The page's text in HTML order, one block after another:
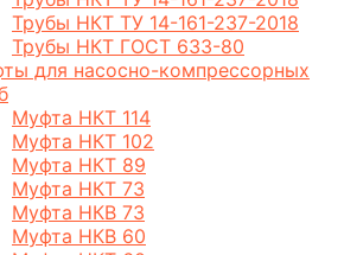
Трубы НКТ ТУ 14-161-237-2018
Трубы НКТ ГОСТ 633-80
для насосно-компрессорных
Муфта НКТ 114
Муфта НКТ 102
Муфта НКТ 89
Муфта НКТ 73
Муфта НКВ 73
Муфта НКВ 60